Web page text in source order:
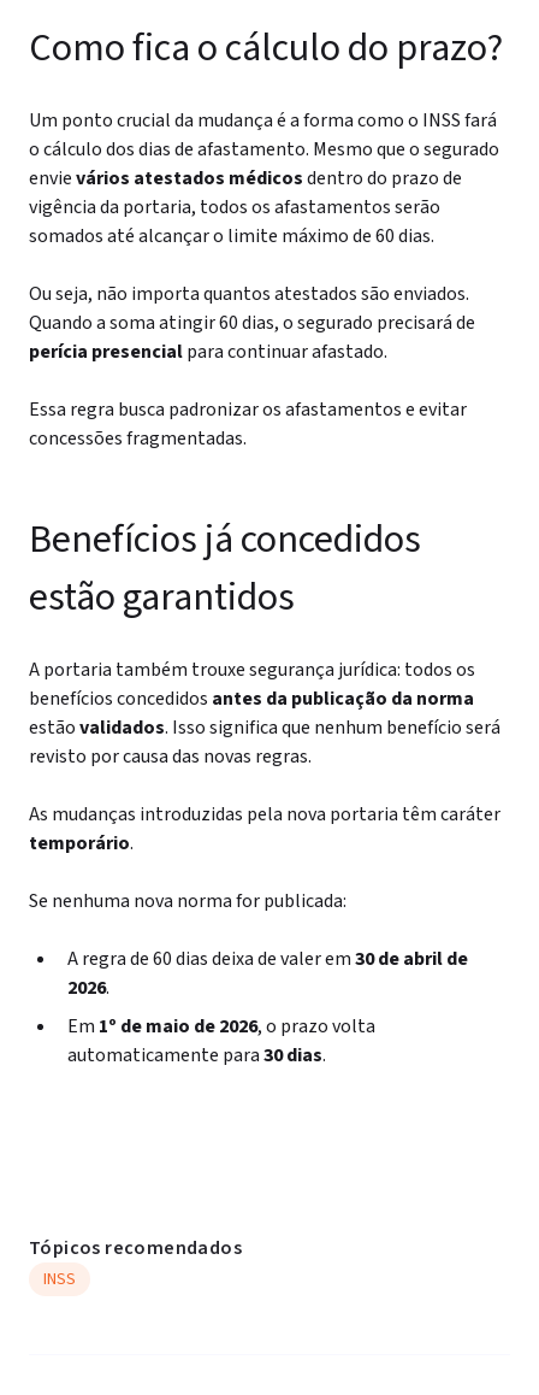
Como fica o cálculo do prazo?
Um ponto crucial da mudança é a forma como o INSS fará
o cálculo dos dias de afastamento. Mesmo que o segurado
envievários atestados médicosdentro do prazo de
vigência da portaria, todos os afastamentos serão
somados até alcançar o limite máximo de 60 dias.
Ou seja, não importa quantos atestados são enviados.
Quando a soma atingir 60 dias, o segurado precisará de
perícia presencialpara continuar afastado.
Essa regra busca padronizar os afastamentos e evitar
concessões fragmentadas.
Benefícios já concedidos
estão garantidos
A portaria também trouxe segurança jurídica: todos os
benefícios concedidos antes da publicação da norma
estãovalidados. Isso significa que nenhum benefício será
revisto por causa das novas regras.
As mudanças introduzidas pela nova portaria têm caráter
temporário.
Se nenhuma nova norma for publicada:
A regra de 60 dias deixa de valer em30 de abril de
2026.
Em 1º de maio de 2026, o prazo volta
automaticamente para30 dias.
Tópicos recomendados
INSS